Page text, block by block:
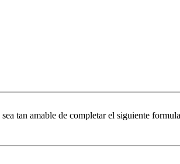
sea tan amable de completar el siguiente